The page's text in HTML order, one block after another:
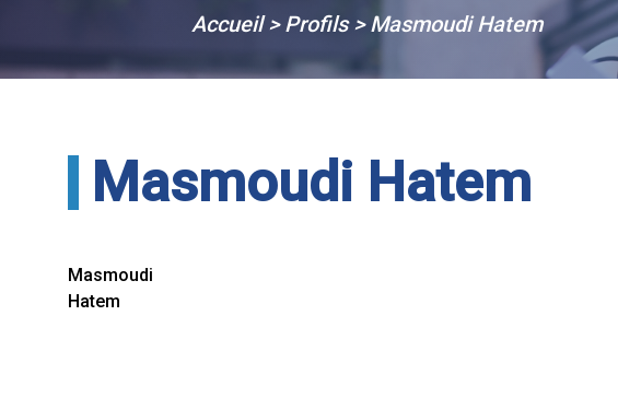
Accueil>Profils>Masmoudi Hatem
Masmoudi Hatem
Masmoudi
Hatem